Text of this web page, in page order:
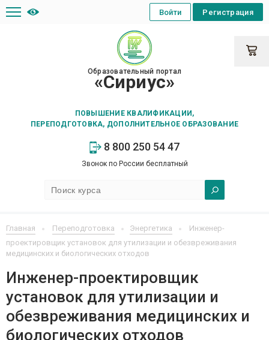
Образовательный портал
«Сириус»
ПОВЫШЕНИЕ КВАЛИФИКАЦИИ,
ПЕРЕПОДГОТОВКА, ДОПОЛНИТЕЛЬНОЕ ОБРАЗОВАНИЕ
8 800 250 54 47
Звонок по России бесплатный
Регистрация
Войти
Главная Переподготовка Энергетика
Инженер-
проектировщик установок для утилизации и обезвреживания
медицинских и биологических отходов
Инженер-проектировщик
установок для утилизации и
обезвреживания медицинских и
биологических отходов